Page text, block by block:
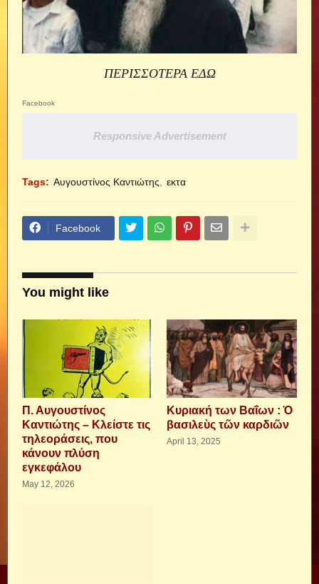
ΠΕΡΙΣΣΟΤΕΡΑ ΕΔΩ
Facebook
Responsive Advertisement
Tags: Αυγουστίνος Καντιώτης εκτα
Facebook
You might like
Π. Αυγουστίνος
Καντιώτης – Κλείστε τις
τηλεοράσεις, που
κάνουν πλύση
εγκεφάλου
May 12, 2026
Κυριακή των Βαΐων : Ὁ
βασιλεὺς τῶν καρδιῶν
April 13, 2025